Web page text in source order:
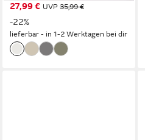
27,99 € UVP 35,99 €
-22%
lieferbar - in 1-2 Werktagen bei dir